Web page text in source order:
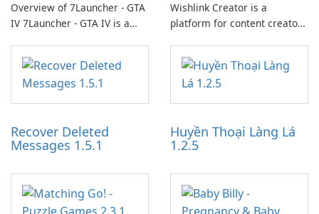
Overview of 7Launcher - GTA
IV 7Launcher - GTA IV is a
application designed to
optimize the gaming
experience for Grand Theft
Auto IV.
Wishlink Creator is a
platform for content creators
work through built-in brand
partnerships and integrated
tools for content distribution
and audience engagement.
Recover Deleted
Messages 1.5.1
Huyền Thoại Làng Lá
1.2.5